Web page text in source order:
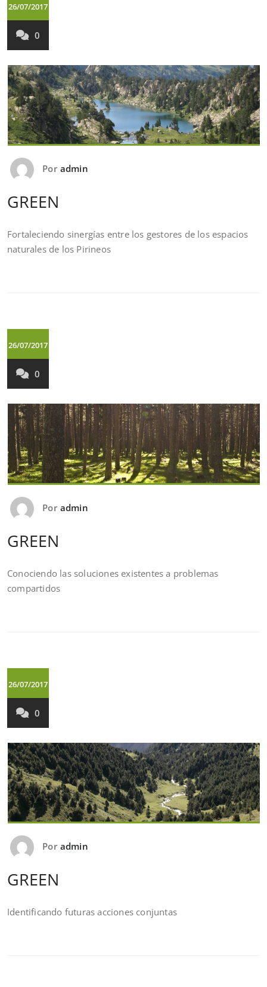
26/07/2017
0
Por admin
GREEN
Fortaleciendo sinergías entre los gestores de los espacios
naturales de los Pirineos
26/07/2017
0
Por admin
GREEN
Conociendo las soluciones existentes a problemas
compartidos
26/07/2017
0
Por admin
GREEN
Identificando futuras acciones conjuntas